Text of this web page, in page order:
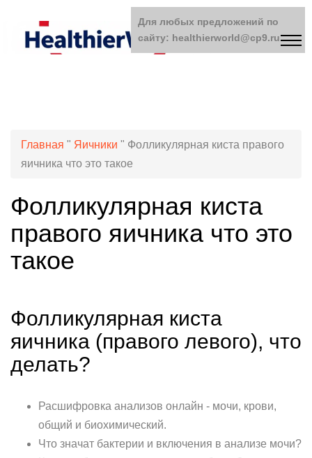
Главная " Яичники " Фолликулярная киста правого
яичника что это такое
Фолликулярная киста
правого яичника что это
такое
Фолликулярная киста
яичника (правого левого), что
делать?
Расшифровка анализов онлайн - мочи, крови,
общий и биохимический.
Что значат бактерии и включения в анализе мочи?
Для любых предложений по
сайту: healthierworld@cp9.ru